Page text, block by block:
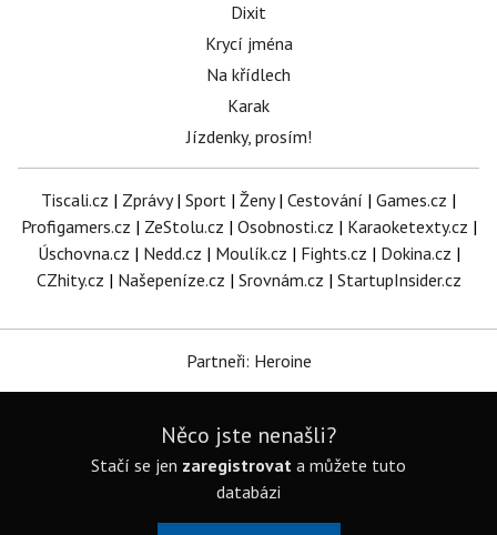
Dixit
Krycí jména
Na křídlech
Karak
Jízdenky, prosím!
Tiscali.cz | Zprávy| Sport | Ženy| Cestování | Games.cz |
Profigamers.cz | ZeStolu.cz | Osobnosti.cz | Karaoketexty.cz |
Úschovna.cz | Nedd.cz | Moulík.cz | Fights.cz | Dokina.cz |
CZhity.cz | Našepeníze.cz | Srovnám.cz | StartupInsider.cz
Partneři: Heroine
Něco jste nenašli?
Stačí se jen zaregistrovat a můžete tuto
databázi